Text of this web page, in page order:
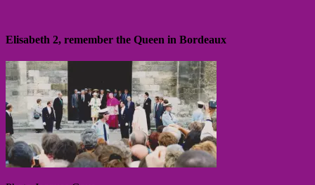
Elisabeth 2, remember the Queen in Bordeaux